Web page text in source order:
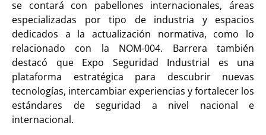
se contará con pabellones internacionales, áreas
especializadas por tipo de industria y espacios
dedicados a la actualización normativa, como lo
relacionado con la NOM-004. Barrera también
destacó que Expo Seguridad Industrial es una
plataforma estratégica para descubrir nuevas
tecnologías, intercambiar experiencias y fortalecer los
estándares de seguridad a nivel nacional e
internacional.